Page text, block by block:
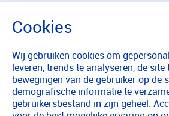
Wij gebruiken cookies om
leveren, trends te analyseren, de site
bewegingen van de gebruiker op de
demografische informatie te
gebruikersbestand in zijn geheel.